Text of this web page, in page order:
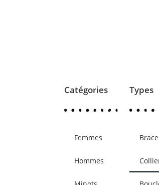
Catégories
Femmes
Hommes
Types